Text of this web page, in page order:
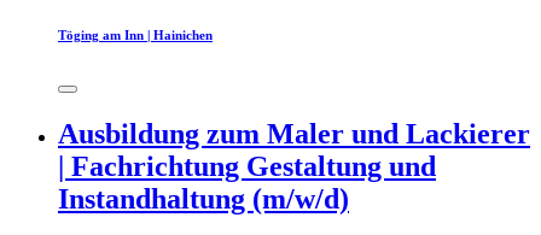
Töging am Inn | Hainichen
Ausbildung zum Maler und Lackierer
| Fachrichtung Gestaltung und
Instandhaltung (m/w/d)